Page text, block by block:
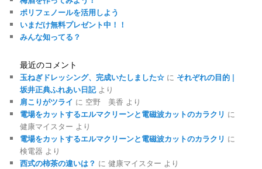
ポリフェノールを活用しよう
いまだけ無料プレゼント中！！
みんな知ってる？
最近のコメント
玉ねぎドレッシング、完成いたしました☆ に それぞれの目的 |
坂井正典ふれあい日記より
肩こりがツライ に 空野 美香 より
電場をカットするエルマクリーンと電磁波カットのカラクリ に
健康マイスター より
電場をカットするエルマクリーンと電磁波カットのカラクリ に
検電器 より
西式の柿茶の違いは？ に健康マイスター より